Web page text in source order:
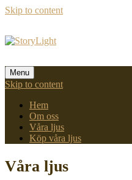
Skip to content
Menu
Skip to content
Hem
Om oss
Våra ljus
Köp våra ljus
Våra ljus